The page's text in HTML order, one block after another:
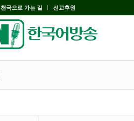
천국으로 가는 길 선교후원